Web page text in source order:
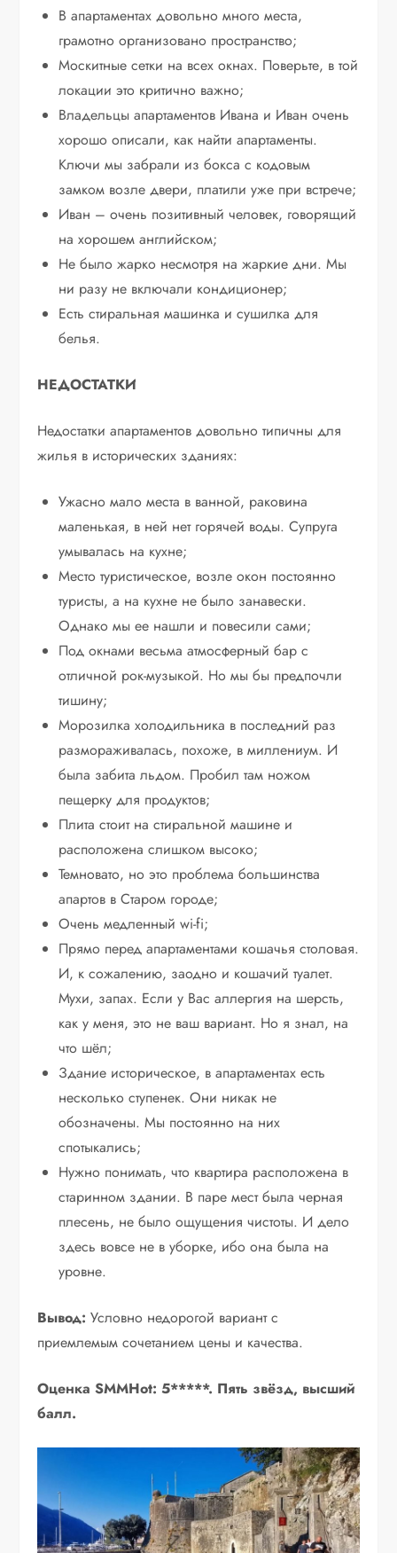
В апартаментах довольно много места,
грамотно организовано пространство;
Москитные сетки на всех окнах. Поверьте, в той
локации это критично важно;
Владельцы апартаментов Ивана и Иван очень
хорошо описали, как найти апартаменты.
Ключи мы забрали из бокса с кодовым
замком возле двери, платили уже при встрече;
Иван – очень позитивный человек, говорящий
на хорошем английском;
Не было жарко несмотря на жаркие дни. Мы
ни разу не включали кондиционер;
Есть стиральная машинка и сушилка для
белья.
НЕДОСТАТКИ
Недостатки апартаментов довольно типичны для
жилья в исторических зданиях:
Ужасно мало места в ванной, раковина
маленькая, в ней нет горячей воды. Супруга
умывалась на кухне;
Место туристическое, возле окон постоянно
туристы, а на кухне не было занавески.
Однако мы ее нашли и повесили сами;
Под окнами весьма атмосферный бар с
отличной рок-музыкой. Но мы бы предпочли
тишину;
Морозилка холодильника в последний раз
размораживалась, похоже, в миллениум. И
была забита льдом. Пробил там ножом
пещерку для продуктов;
Плита стоит на стиральной машине и
расположена слишком высоко;
Темновато, но это проблема большинства
апартов в Старом городе;
Очень медленный wi-fi;
Прямо перед апартаментами кошачья столовая.
И, к сожалению, заодно и кошачий туалет.
Мухи, запах. Если у Вас аллергия на шерсть,
как у меня, это не ваш вариант. Но я знал, на
что шёл;
Здание историческое, в апартаментах есть
несколько ступенек. Они никак не
обозначены. Мы постоянно на них
спотыкались;
Нужно понимать, что квартира расположена в
старинном здании. В паре мест была черная
плесень, не было ощущения чистоты. И дело
здесь вовсе не в уборке, ибо она была на
уровне.
Вывод: Условно недорогой вариант с
приемлемым сочетанием цены и качества.
Оценка SMMHot: 5*****. Пять звёзд, высший
балл.